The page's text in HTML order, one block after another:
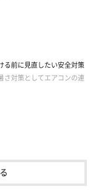
る前に見直したい安全対策
さ対策としてエアコンの連